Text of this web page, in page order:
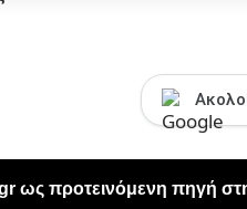
ως προτεινόμενη πηγή